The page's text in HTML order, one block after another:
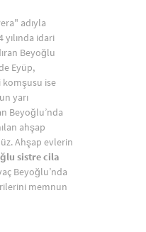
adıyla
idari
Beyoğlu
Eyüp,
komşusu ise
yarı
Beyoğlu’nda
ahşap
Ahşap evlerin
sistre cila
Beyoğlu’nda
memnun